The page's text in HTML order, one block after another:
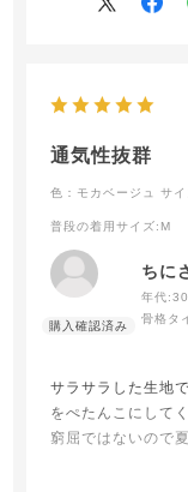
通気性抜群
色：モカベージュ サ
普段の着用サイズ:M
ちに
年代:
骨格タ
サラサラした生地
をぺたんこにして
窮屈ではないので
基本的にはブラデ